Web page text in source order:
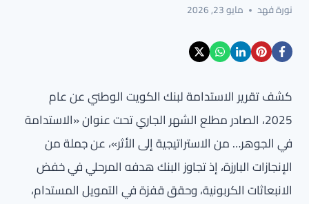
نورة فهد مايو 23, 2026
كشف تقرير الاستدامة لبنك الكويت الوطني عن عام
2025، الصادر مطلع الشهر الجاري تحت عنوان «الاستدامة
في الجوهر… من الاستراتيجية إلى الأثر»، عن جملة من
الإنجازات البارزة، إذ تجاوز البنك هدفه المرحلي في خفض
الانبعاثات الكربونية، وحقق قفزة في التمويل المستدام،